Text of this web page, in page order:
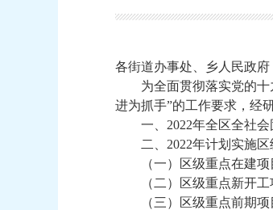
各街道办事处、乡人民政府
为全面贯彻落实党的十
进为抓手”的工作要求，经
一、 2022年全区全社
二、 2022年计划实施区
（一）区级重点在建项
（二）区级重点新开工
（三）区级重点前期项